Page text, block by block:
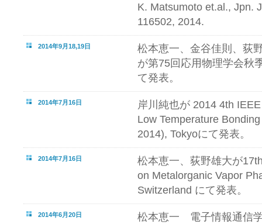
K. Matsumoto et.al., Jpn.
116502, 2014.
2014年9月18,19日
松本恵一、金谷佳則、荻
が第75回応用物理学会秋
て発表。
2014年7月16日
岸川純也が 2014 4th
Low Temperature
2014), Tokyoにて発表。
2014年7月16日
松本恵一、荻野雄大が
on Metalorganic Vapor
Switzerland にて発表。
2014年6月20日
松本恵一 電子情報通信